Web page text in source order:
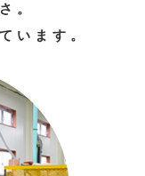
。
います。